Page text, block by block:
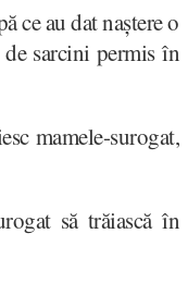
ce au dat naștere o
sarcini permis în
mamele-surogat,
să trăiască în